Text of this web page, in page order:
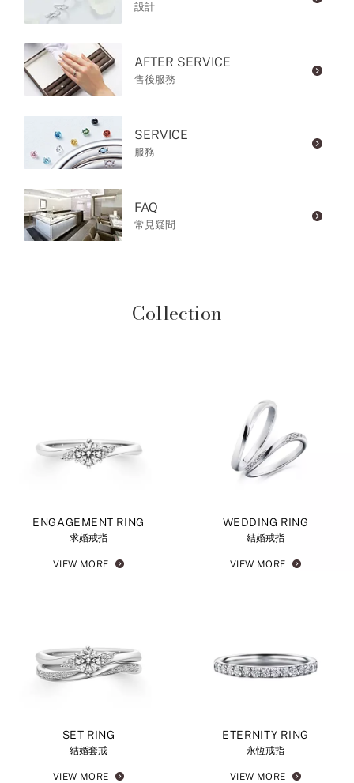
設計
AFTER SERVICE
售後服務
SERVICE
服務
FAQ
常見疑問
Collection
ENGAGEMENT RING
求婚戒指
VIEW MORE
WEDDING RING
結婚戒指
VIEW MORE
SET RING
結婚套戒
VIEW MORE
ETERNITY RING
永恆戒指
VIEW MORE